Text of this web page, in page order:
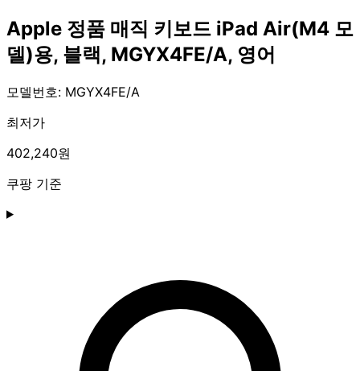
Apple 정품 매직 키보드 iPad Air(M4 모
델)용, 블랙, MGYX4FE/A, 영어
모델번호: MGYX4FE/A
최저가
402,240원
쿠팡 기준